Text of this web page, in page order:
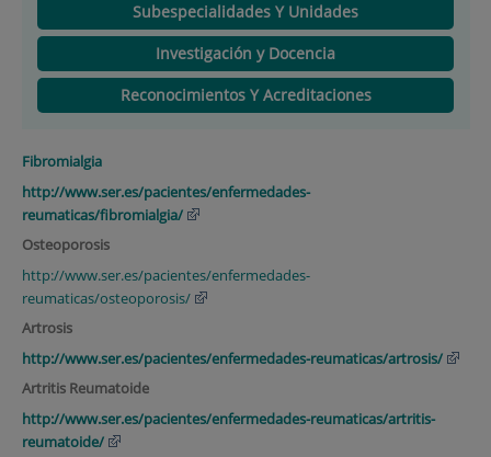
Subespecialidades Y Unidades
Investigación y Docencia
Reconocimientos Y Acreditaciones
Fibromialgia
http://www.ser.es/pacientes/enfermedades-
reumaticas/fibromialgia/
Osteoporosis
http://www.ser.es/pacientes/enfermedades-
reumaticas/osteoporosis/
Artrosis
http://www.ser.es/pacientes/enfermedades-reumaticas/artrosis/
Artritis Reumatoide
http://www.ser.es/pacientes/enfermedades-reumaticas/artritis-
reumatoide/